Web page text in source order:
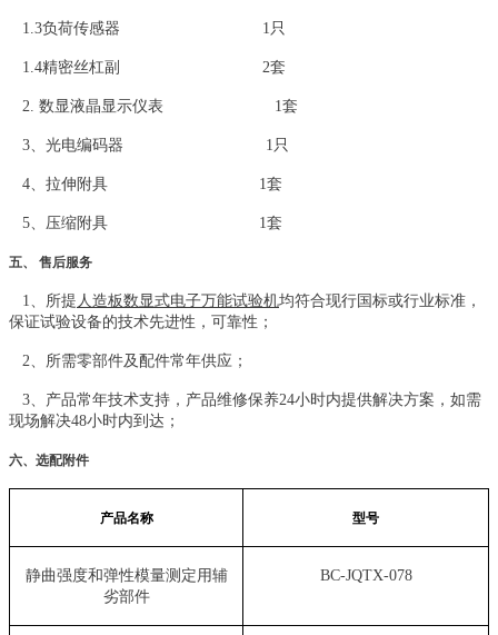
1.3负荷传感器 1只
1.4精密丝杠副 2套
2. 数显液晶显示仪表 1套
3、光电编码器 1只
4、拉伸附具 1套
5、压缩附具 1套
五、 售后服务
1、所提 人造板数显式电子万能试验机均符合现行国标或行业标准，
保证试验设备的技术先进性，可靠性；
2、所需零部件及配件常年供应；
3、产品常年技术支持，产品维修保养24小时内提供解决方案，如需
现场解决48小时内到达；
六、选配附件
产品名称 型号
静曲强度和弹性模量测定用辅
劣部件
BC-JQTX-078